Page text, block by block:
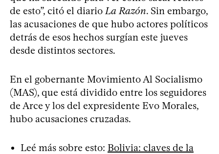
de esto”, citó el diario La Razón. Sin embargo,
las acusaciones de que hubo actores políticos
detrás de esos hechos surgían este jueves
desde distintos sectores.
En el gobernante Movimiento Al Socialismo
(MAS), que está dividido entre los seguidores
de Arce y los del expresidente Evo Morales,
hubo acusaciones cruzadas.
Leé más sobre esto: Bolivia: claves de la